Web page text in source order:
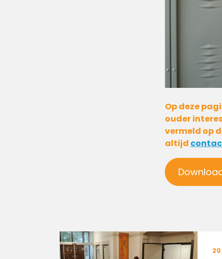
Op deze
ouder
vermeld op
altijd